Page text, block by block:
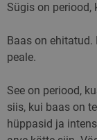
Sügis on periood,
Baas on
peale.
See on periood,
siis, kui baas on
hüppasid ja